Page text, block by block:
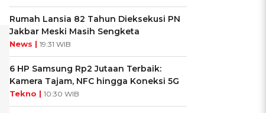
Rumah Lansia 82 Tahun Dieksekusi PN
Jakbar Meski Masih Sengketa
News | 19:31 WIB
6 HP Samsung Rp2 Jutaan Terbaik:
Kamera Tajam, NFC hingga Koneksi 5G
Tekno | 10:30 WIB